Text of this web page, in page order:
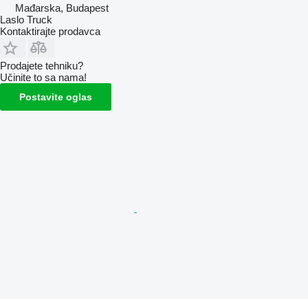
Mađarska, Budapest
Laslo Truck
Kontaktirajte prodavca
Prodajete tehniku?
Učinite to sa nama!
Postavite oglas